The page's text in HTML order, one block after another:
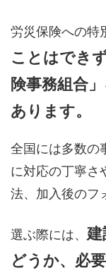
労災保険への特
ことはでき
険事務組合
あります。
全国には多数の
に対応の丁寧さ
法、加入後のフ
選ぶ際には、
どうか、必